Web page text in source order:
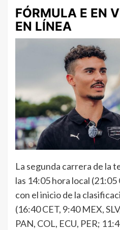
FÓRMULA E EN
EN LÍNEA
La segunda carrera de la
las 14:05 hora local
con el inicio de la
(16:40 CET, 9:40 MEX,
PAN, COL, ECU, PER;